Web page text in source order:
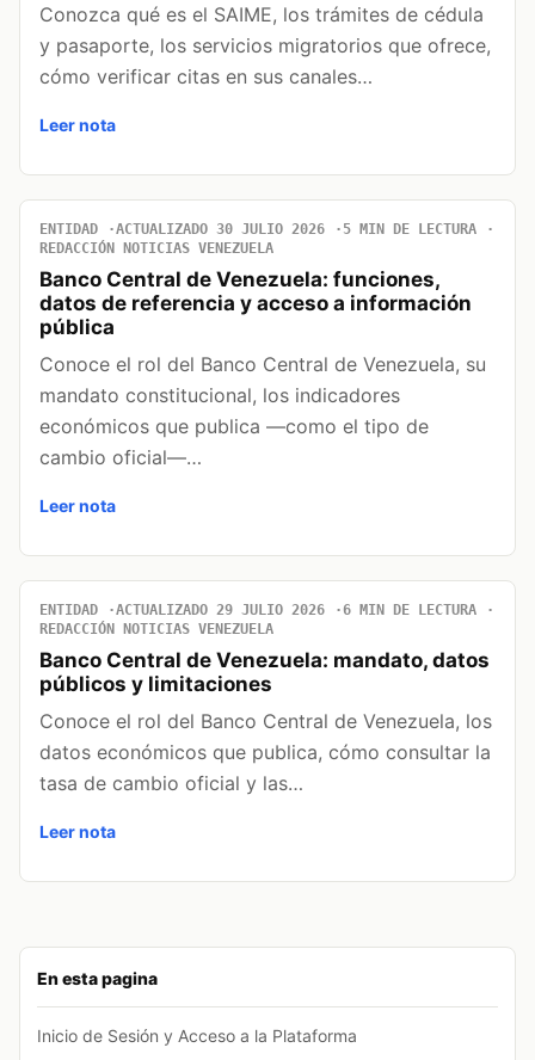
En esta pagina
Inicio de Sesión y Acceso a la Plataforma
Conozca qué es el SAIME, los trámites de cédula
y pasaporte, los servicios migratorios que ofrece,
cómo verificar citas en sus canales…
Leer nota
ENTIDAD ACTUALIZADO 30 JULIO 2026
5 MIN DE LECTURA
REDACCIÓN NOTICIAS VENEZUELA
Banco Central de Venezuela: funciones,
datos de referencia y acceso a información
pública
Conoce el rol del Banco Central de Venezuela, su
mandato constitucional, los indicadores
económicos que publica —como el tipo de
cambio oficial—…
Leer nota
ENTIDAD ACTUALIZADO 29 JULIO 2026
6 MIN DE LECTURA
REDACCIÓN NOTICIAS VENEZUELA
Banco Central de Venezuela: mandato, datos
públicos y limitaciones
Conoce el rol del Banco Central de Venezuela, los
datos económicos que publica, cómo consultar la
tasa de cambio oficial y las…
Leer nota